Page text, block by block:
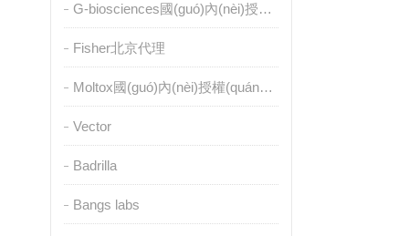
G-biosciences國(guó)內(nèi)授權(quán)代理
Fisher北京代理
Moltox國(guó)內(nèi)授權(quán)代理
Vector
Badrilla
Bangs labs